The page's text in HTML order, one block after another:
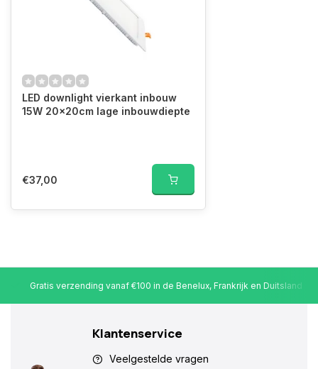
LED downlight vierkant inbouw
15W 20x20cm lage inbouwdiepte
€37,00
Gratis verzending vanaf €100 in de Benelux, Frankrijk en Duitsland
Klantenservice
Veelgestelde vragen